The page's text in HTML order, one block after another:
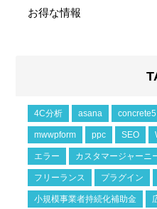
お得な情報
4C分析 asana concrete5
mwwpform ppc SEO
エラー カスタマージャーニ
フリーランス プラグイン
小規模事業者持続化補助金